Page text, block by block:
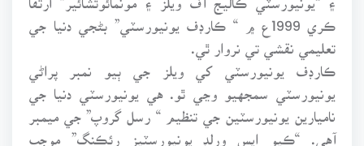
ڪري 1999ع ۾ “ ڪارڊف يونيورسٽي” بڻجي دنيا جي
تعليمي نقشي تي نروار ٿي.
ڪارڊف يونيورسٽي کي ويلز جي ٻيو نمبر پراڻي
يونيورسٽي سمجهيو وڃي ٿو. هي يونيورسٽي دنيا جي
ناميارين يونيورسٽين جي تنظيم “ رسل گروپ” جي ميمبر
آهي. “ڪيو ايس ورلڊ يونيورسٽيز رئڪنگ” موجب